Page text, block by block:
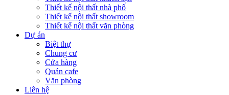
Thiết kế nội thất nhà phố
Thiết kế nội thất showroom
Thiết kế nội thất văn phòng
Dự án
Biệt thự
Chung cư
Cửa hàng
Quán cafe
Văn phòng
Liên hệ